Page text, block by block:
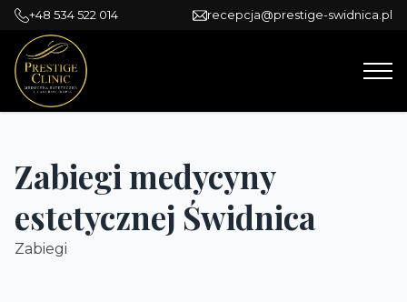
+48 534 522 014 recepcja@prestige-swidnica.pl
Zabiegi medycyny
estetycznej Świdnica
Zabiegi